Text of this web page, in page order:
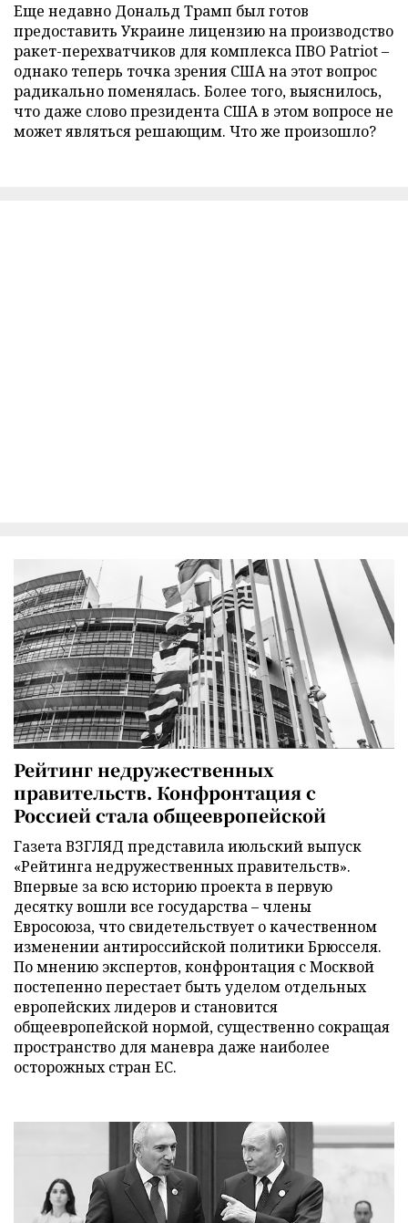
Еще недавно Дональд Трамп был готов
предоставить Украине лицензию на производство
ракет-перехватчиков для комплекса ПВО Patriot –
однако теперь точка зрения США на этот вопрос
радикально поменялась. Более того, выяснилось,
что даже слово президента США в этом вопросе не
может являться решающим. Что же произошло?
Рейтинг недружественных
правительств. Конфронтация с
Россией стала общеевропейской
Газета ВЗГЛЯД представила июльский выпуск
«Рейтинга недружественных правительств».
Впервые за всю историю проекта в первую
десятку вошли все государства – члены
Евросоюза, что свидетельствует о качественном
изменении антироссийской политики Брюсселя.
По мнению экспертов, конфронтация с Москвой
постепенно перестает быть уделом отдельных
европейских лидеров и становится
общеевропейской нормой, существенно сокращая
пространство для маневра даже наиболее
осторожных стран ЕС.